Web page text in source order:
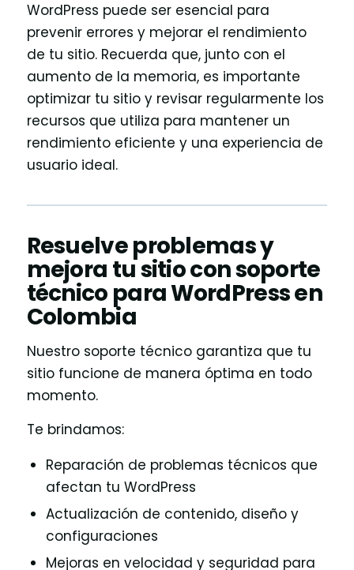
WordPress puede ser esencial para
prevenir errores y mejorar el rendimiento
de tu sitio. Recuerda que, junto con el
aumento de la memoria, es importante
optimizar tu sitio y revisar regularmente los
recursos que utiliza para mantener un
rendimiento eficiente y una experiencia de
usuario ideal.
Resuelve problemas y
mejora tu sitio con soporte
técnico para WordPress en
Colombia
Nuestro soporte técnico garantiza que tu
sitio funcione de manera óptima en todo
momento.
Te brindamos:
Reparación de problemas técnicos que
afectan tu WordPress
Actualización de contenido, diseño y
configuraciones
Mejoras en velocidad y seguridad para